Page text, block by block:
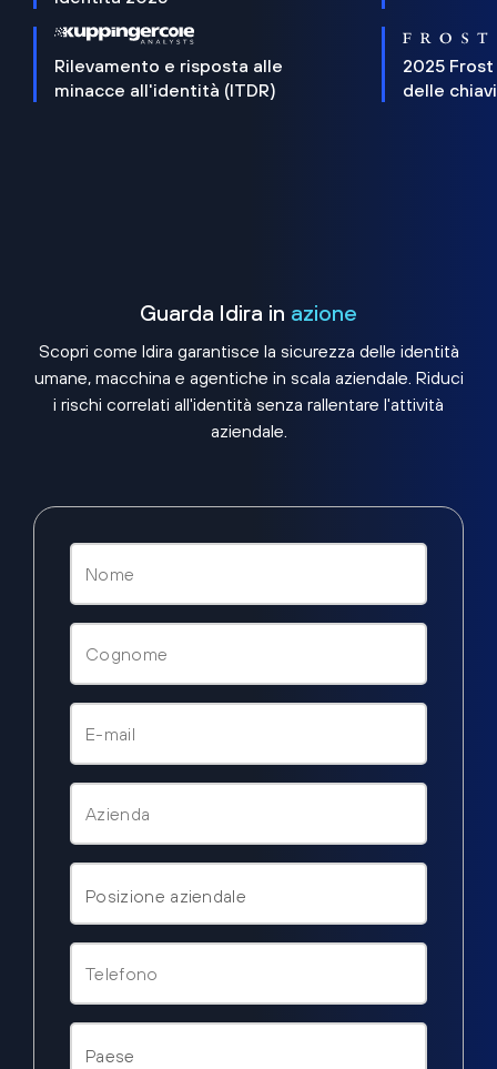
Rilevamento e risposta alle
minacce all'identità (ITDR)
2025 Frost
delle
Guarda Idira in azione
Scopri come Idira garantisce la sicurezza delle identità
umane, macchina e agentiche in scala aziendale. Riduci
i rischi correlati all'identità senza rallentare l'attività
aziendale.